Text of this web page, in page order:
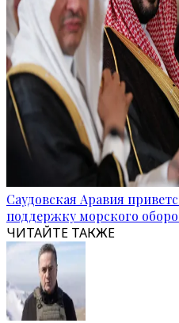
Саудовская Аравия
поддержку морского
ЧИТАЙТЕ ТАКЖЕ